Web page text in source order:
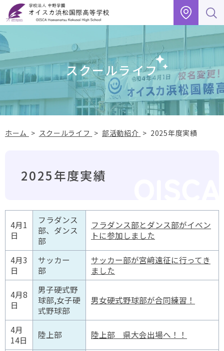
ロ
ー
バ
ル
ナ
ビ
ー
シ
ョ
文
へ
ッ
タ
ー
へ
スクールライフ
ホーム > スクールライフ >部活動紹介 > 2025年度実績
2025年度実績
4月1
日
フラダンス
部、ダンス
部
フラダンス部とダンス部がイベン
トに参加しました
4月3
日
サッカー
部
サッカー部が宮﨑遠征に行ってき
ました
4月8
日
男子硬式野
球部,女子硬
式野球部
男女硬式野球部が合同練習！
4月
14日
陸上部 陸上部 県大会出場へ！！